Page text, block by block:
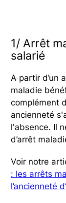
1/ Arrêt
salarié
A partir d’un
maladie
complément
ancienneté
l'absence. Il
d’arrêt
Voir notre
: les arrêts
l’ancienneté